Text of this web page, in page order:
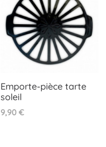
Emporte-pièce tarte
soleil
Prix
9,90 €